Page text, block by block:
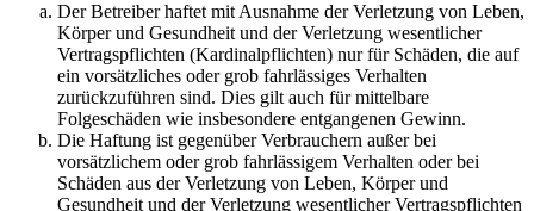
Der Betreiber haftet mit Ausnahme der Verletzung von Leben,
Körper und Gesundheit und der Verletzung wesentlicher
Vertragspflichten (Kardinalpflichten) nur für Schäden, die auf
ein vorsätzliches oder grob fahrlässiges Verhalten
zurückzuführen sind. Dies gilt auch für mittelbare
Folgeschäden wie insbesondere entgangenen Gewinn.
Die Haftung ist gegenüber Verbrauchern außer bei
vorsätzlichem oder grob fahrlässigem Verhalten oder bei
Schäden aus der Verletzung von Leben, Körper und
Gesundheit und der Verletzung wesentlicher Vertragspflichten